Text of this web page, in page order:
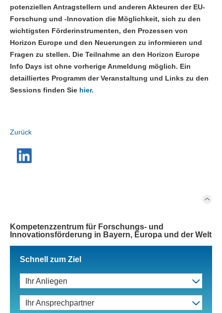
potenziellen Antragstellern und anderen Akteuren der EU-
Forschung und -Innovation die Möglichkeit, sich zu den
wichtigsten Förderinstrumenten, den Prozessen von
Horizon Europe und den Neuerungen zu informieren und
Fragen zu stellen. Die Teilnahme an den Horizon Europe
Info Days ist ohne vorherige Anmeldung möglich. Ein
detailliertes Programm der Veranstaltung und Links zu den
Sessions finden Sie hier.
Zurück
Kompetenzzentrum für Forschungs- und
Innovationsförderung in Bayern, Europa und der Welt
Schnell zum Ziel
Ihr Anliegen
Ihr Ansprechpartner